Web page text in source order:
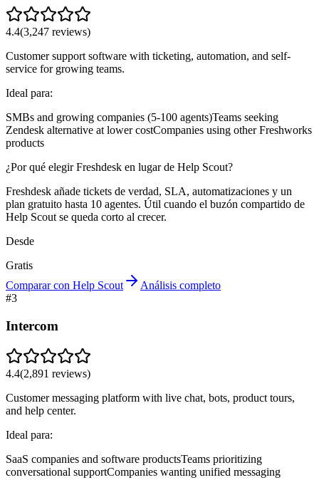
4.4(3,247 reviews)
Customer support software with ticketing, automation, and self-
service for growing teams.
Ideal para:
SMBs and growing companies (5-100 agents)Teams seeking
Zendesk alternative at lower costCompanies using other Freshworks
products
¿Por qué elegir Freshdesk en lugar de Help Scout?
Freshdesk añade tickets de verdad, SLA, automatizaciones y un
plan gratuito hasta 10 agentes. Útil cuando el buzón compartido de
Help Scout se queda corto al crecer.
Desde
Gratis
Comparar con Help Scout
Análisis completo
#3
Intercom
4.4(2,891 reviews)
Customer messaging platform with live chat, bots, product tours,
and help center.
Ideal para:
SaaS companies and software productsTeams prioritizing
conversational supportCompanies wanting unified messaging